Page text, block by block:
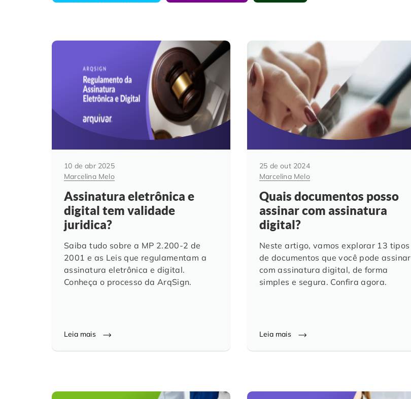
10 de abr 2025
Marcelina Melo
Assinatura eletrônica e
digital tem validade
juridica?
Saiba tudo sobre a MP 2.200-2 de
2001 e as Leis que regulamentam a
assinatura eletrônica e digital.
Conheça o processo da ArqSign.
Leia mais
25 de out 2024
Marcelina Melo
Quais documentos posso
assinar com assinatura
digital?
Neste artigo, vamos explorar 13 tipos
de documentos que você pode assinar
com assinatura digital, de forma
simples e segura. Confira agora.
Leia mais